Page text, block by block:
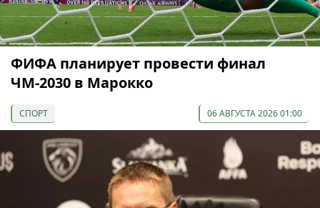
ФИФА планирует провести финал
ЧМ-2030 в Марокко
СПОРТ 06 АВГУСТА 2026 01:00